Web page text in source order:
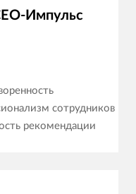
Импульс
сотрудников
рекомендации